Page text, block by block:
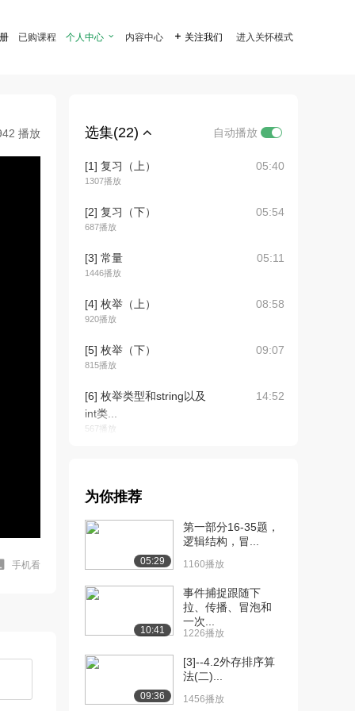
已购课程 个人中心  内容中心  关注我们 进入关怀模式
播放
手机看
选集(22) 自动播放
[1] 复习（上）
1307播放
05:40
[2] 复习（下）
687播放
05:54
[3] 常量
1446播放
05:11
[4] 枚举（上）
920播放
08:58
[5] 枚举（下）
815播放
09:07
[6] 枚举类型和string以及
int类...
567播放
14:52
664播放
[8] 结构（上） 11:09
[9] 结构（下）
516播放
[10] 数组的定义（上） 12:37
[11] 数组的定义（下） 12:49
[12] 计算数组的最大值、
为你推荐
05:29
第一部分16-35题，
逻辑结构，冒...
1160播放
10:41
事件捕捉跟随下
拉、传播、冒泡和
一次...
1226播放
09:36
[3]--4.2外存排序算
法(二)...
1456播放